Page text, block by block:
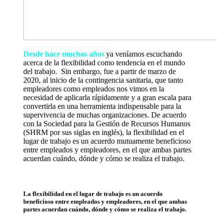
Desde hace muchos años ya veníamos escuchando
acerca de la flexibilidad como tendencia en el mundo
del trabajo. Sin embargo, fue a partir de marzo de
2020, al inicio de la contingencia sanitaria, que tanto
empleadores como empleados nos vimos en la
necesidad de aplicarla rápidamente y a gran escala para
convertirla en una herramienta indispensable para la
supervivencia de muchas organizaciones. De acuerdo
con la Sociedad para la Gestión de Recursos Humanos
(SHRM por sus siglas en inglés), la flexibilidad en el
lugar de trabajo es un acuerdo mutuamente beneficioso
entre empleados y empleadores, en el que ambas partes
acuerdan cuándo, dónde y cómo se realiza el trabajo.
La flexibilidad en el lugar de trabajo es un acuerdo
beneficioso entre empleados y empleadores, en el que ambas
partes acuerdan cuándo, dónde y cómo se realiza el trabajo.